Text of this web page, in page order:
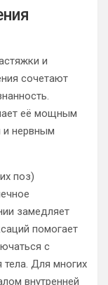
и
сочетают
её мощным
и нервным
поз)
замедляет
помогает
с
Для многих
внутренней